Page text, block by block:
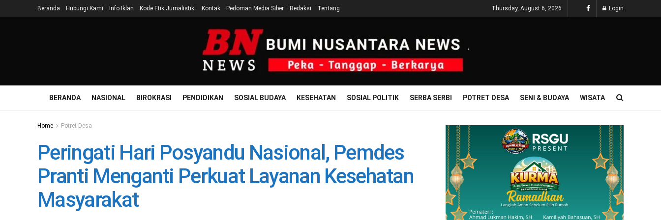
Beranda Hubungi Kami Info Iklan Kode Etik Jurnalistik Kontak Pedoman Media Siber Redaksi Tentang Thursday, August 6, 2026 Login
BERANDA NASIONAL BIROKRASI PENDIDIKAN SOSIAL BUDAYA KESEHATAN SOSIAL POLITIK SERBA SERBI POTRET DESA SENI & BUDAYA WISATA
Home Potret Desa
Peringati Hari Posyandu Nasional, Pemdes
Pranti Menganti Perkuat Layanan Kesehatan
Masyarakat